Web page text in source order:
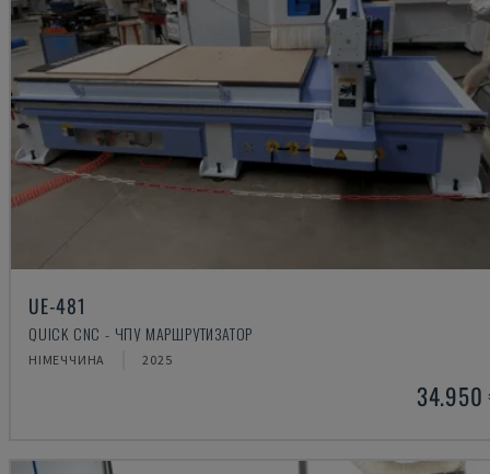
UE-481
QUICK CNC - ЧПУ МАРШРУТИЗАТОР
НІМЕЧЧИНА 2025
34.950